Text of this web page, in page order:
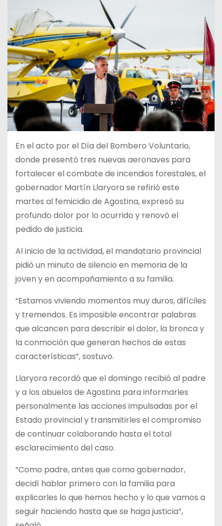
En el acto por el Día del Bombero Voluntario,
donde presentó tres nuevas aeronaves para
fortalecer el combate de incendios forestales, el
gobernador Martín Llaryora se refirió este
martes al femicidio de Agostina, expresó su
profundo dolor por lo ocurrido y renovó el
pedido de justicia.
Al inicio de la actividad, el mandatario provincial
pidió un minuto de silencio en memoria de la
joven y en acompañamiento a su familia.
“Estamos viviendo momentos muy duros, difíciles
y tremendos. Es imposible encontrar palabras
que alcancen para describir el dolor, la bronca y
la conmoción que generan hechos de estas
características”, sostuvo.
Llaryora recordó que el domingo recibió al padre
y a los abuelos de Agostina para informarles
personalmente las acciones impulsadas por el
Estado provincial y transmitirles el compromiso
de continuar colaborando hasta el total
esclarecimiento del caso.
“Como padre, antes que como gobernador,
decidí hablar primero con la familia para
explicarles lo que hemos hecho y lo que vamos a
seguir haciendo hasta que se haga justicia”,